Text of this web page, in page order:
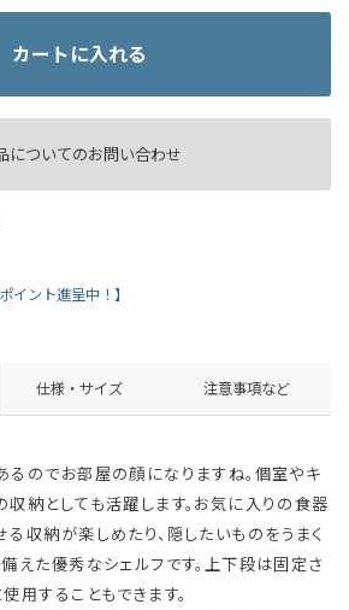
カートに入れる
についてのお問い合わせ
イント進呈中！】
仕様・サイズ 注意事項など
るのでお部屋の顔になりますね。個室やキ
納としても活躍します。お気に入りの食器
収納が楽しめたり、隠したいものをうまく
えた優秀なシェルフです。上下段は固定さ
用することもできます。